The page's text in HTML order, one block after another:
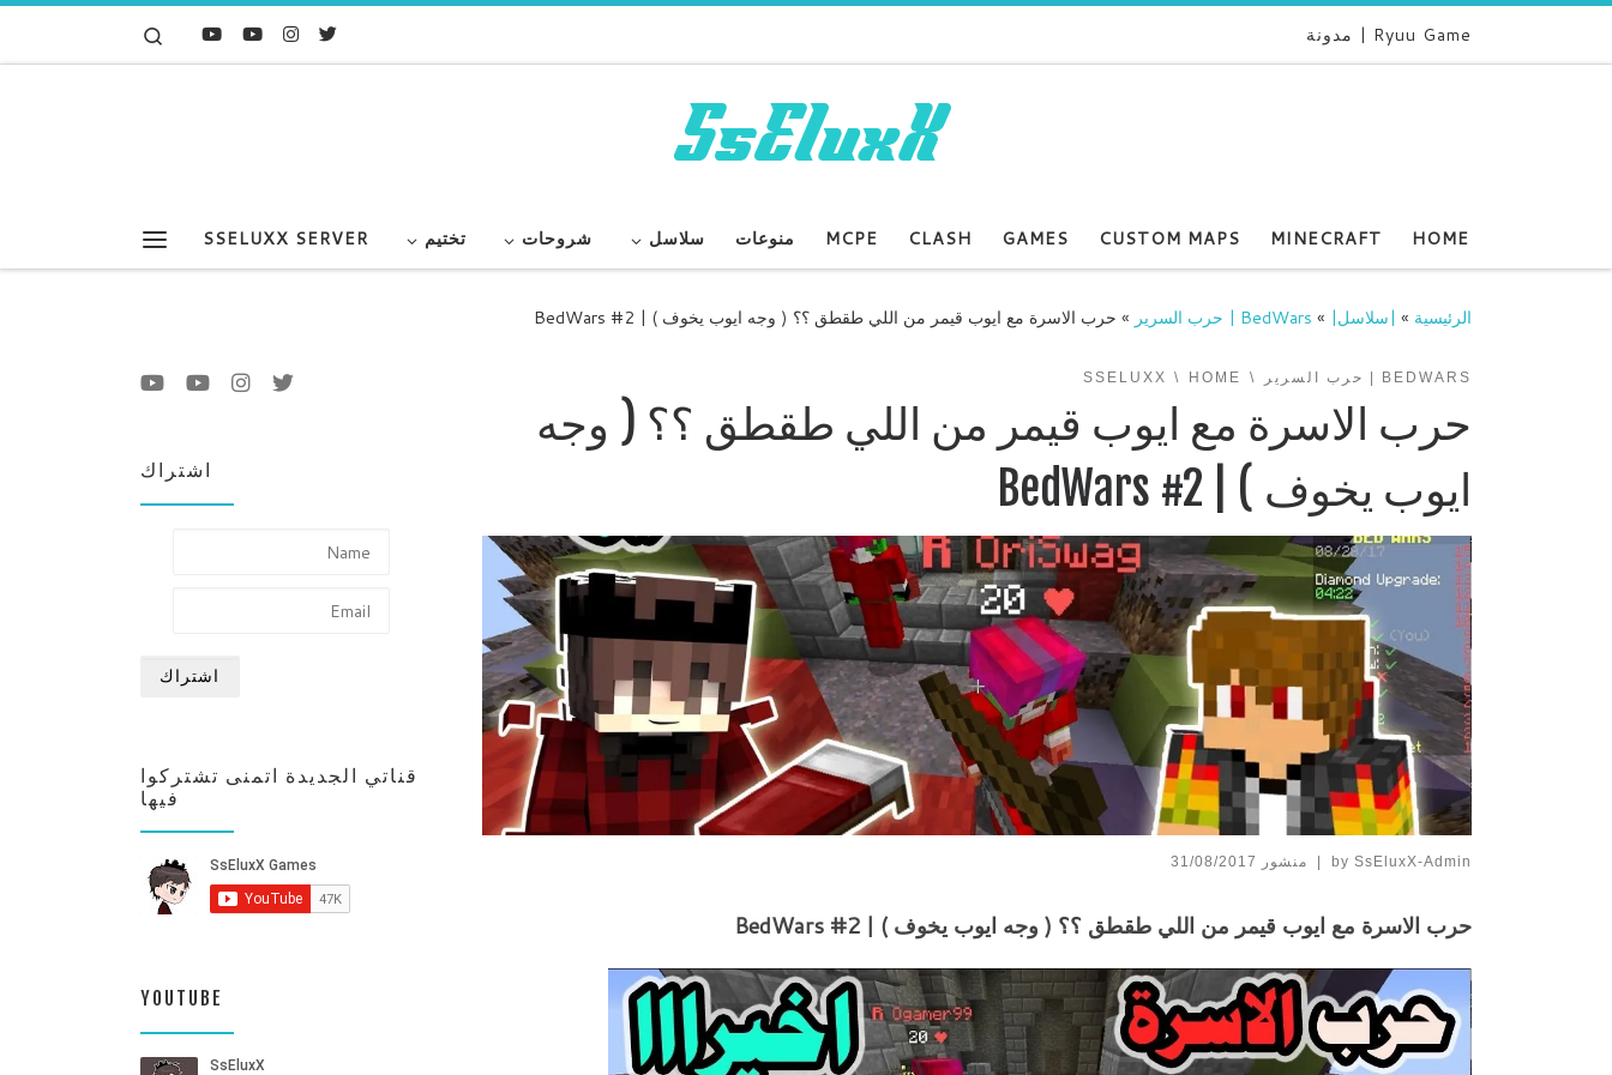
Skip to content Ryuu Game | مدونة
HOME
MINECRAFT
CUSTOM MAPS
GAMES
CLASH
MCPE منوعات سلاسل شروحات تختيم
SSELUXX SERVER
الرئيسية » |سلاسل| » BedWars | حرب السرير » حرب الاسرة مع ايوب قيمر من اللي طقطق ؟؟ ( وجه ايوب يخوف ) | BedWars #2
BEDWARS | حرب السرير HOME
SSELUXX
حرب الاسرة مع ايوب قيمر من اللي طقطق ؟؟ ( وجه
ايوب يخوف ) | BedWars #2
by SsEluxX-Admin
| منشور 31/08/2017
حرب الاسرة مع ايوب قيمر من اللي طقطق ؟؟ ( وجه ايوب يخوف ) | BedWars #2
اشتراك
قناتي الجديدة اتمنى تشتركوا
فيها
YOUTUBE